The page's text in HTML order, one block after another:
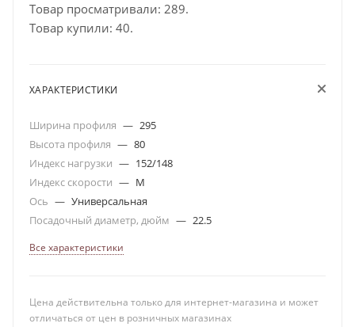
Товар просматривали: 289.
Товар купили: 40.
ХАРАКТЕРИСТИКИ
Ширина профиля — 295
Высота профиля — 80
Индекс нагрузки — 152/148
Индекс скорости — M
Ось — Универсальная
Посадочный диаметр, дюйм — 22.5
Все характеристики
Цена действительна только для интернет-магазина и может
отличаться от цен в розничных магазинах